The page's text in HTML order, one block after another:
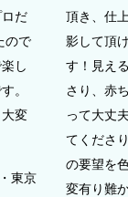
だ
ので
し
。
変
東京
頂き、仕
影して頂
す！見え
さり、赤
って大丈
てくださ
の要望を
変有り難